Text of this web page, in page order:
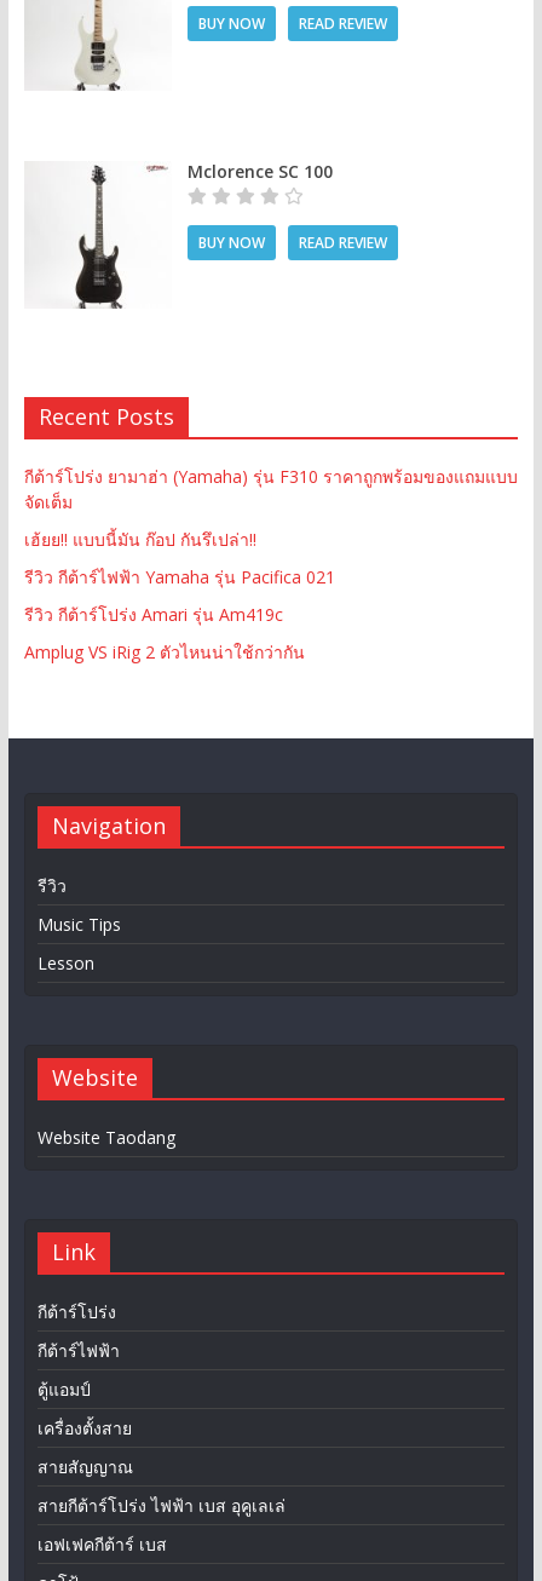
BUY NOW READ REVIEW
Mclorence SC 100
BUY NOW READ REVIEW
Recent Posts
กีต้าร์โปร่ง ยามาฮ่า (Yamaha) รุ่น F310 ราคาถูกพร้อมของแถมแบบ
จัดเต็ม
เฮ้ยย!! แบบนี้มัน ก๊อป กันรึเปล่า!!
รีวิว กีต้าร์ไฟฟ้า Yamaha รุ่น Pacifica 021
รีวิว กีต้าร์โปร่ง Amari รุ่น Am419c
Amplug VS iRig 2 ตัวไหนน่าใช้กว่ากัน
Navigation
รีวิว
Music Tips
Lesson
Website
Website Taodang
Link
กีต้าร์โปร่ง
กีต้าร์ไฟฟ้า
ตู้แอมป์
เครื่องตั้งสาย
สายสัญญาณ
สายกีต้าร์โปร่ง ไฟฟ้า เบส อุคูเลเล่
เอฟเฟคกีต้าร์ เบส